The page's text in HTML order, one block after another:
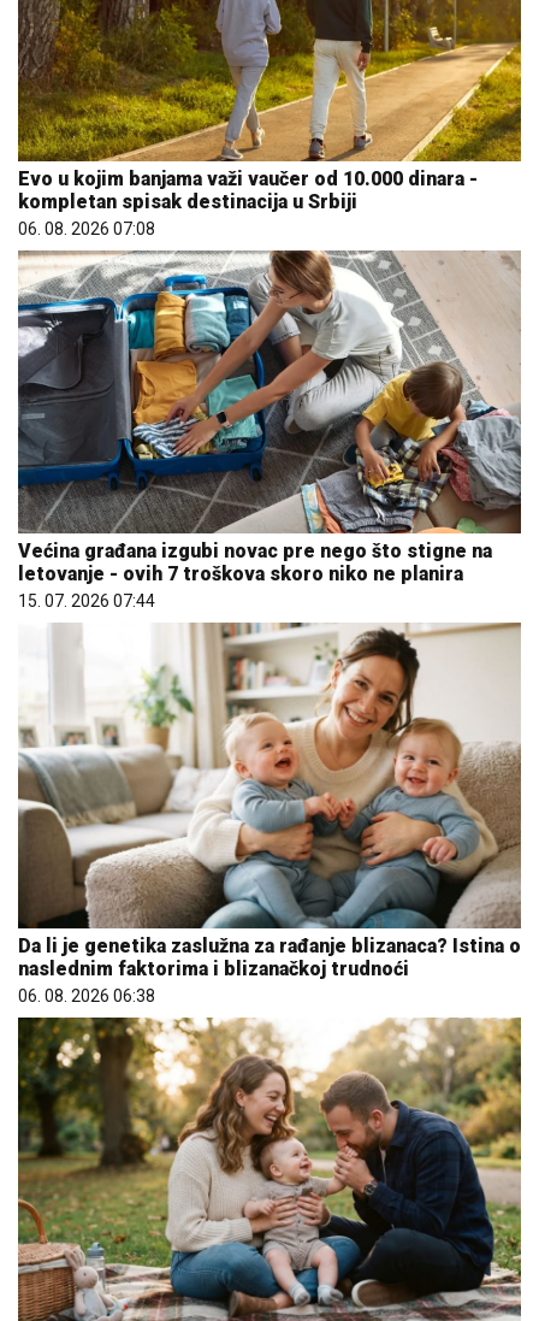
Evo u kojim banjama važi vaučer od 10.000 dinara -
kompletan spisak destinacija u Srbiji
06. 08. 2026 07:08
Većina građana izgubi novac pre nego što stigne na
letovanje - ovih 7 troškova skoro niko ne planira
15. 07. 2026 07:44
Da li je genetika zaslužna za rađanje blizanaca? Istina o
naslednim faktorima i blizanačkoj trudnoći
06. 08. 2026 06:38